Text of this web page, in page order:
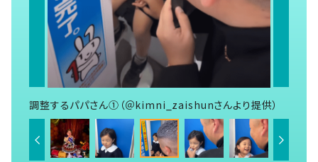
調整するパパさん①（＠kimni_zaishunさんより提供）